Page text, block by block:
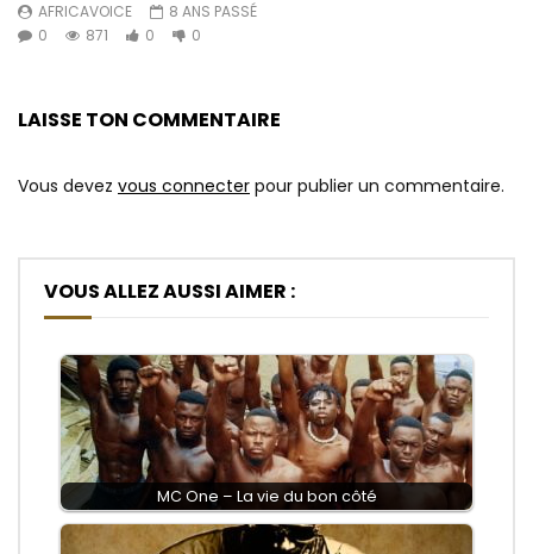
AFRICAVOICE
8 ANS PASSÉ
0
871 0 0
LAISSE TON COMMENTAIRE
Vous devez vous connecter pour publier un commentaire.
VOUS ALLEZ AUSSI AIMER :
MC One – La vie du bon côté